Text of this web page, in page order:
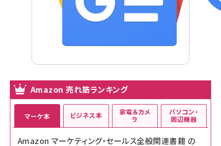
Amazon 売れ筋ランキング
マーケ本
Amazon マーケティング・セールス全般関連書籍 の
ビジネス本 家電＆カメ
ラ
パソコン・
周辺機器